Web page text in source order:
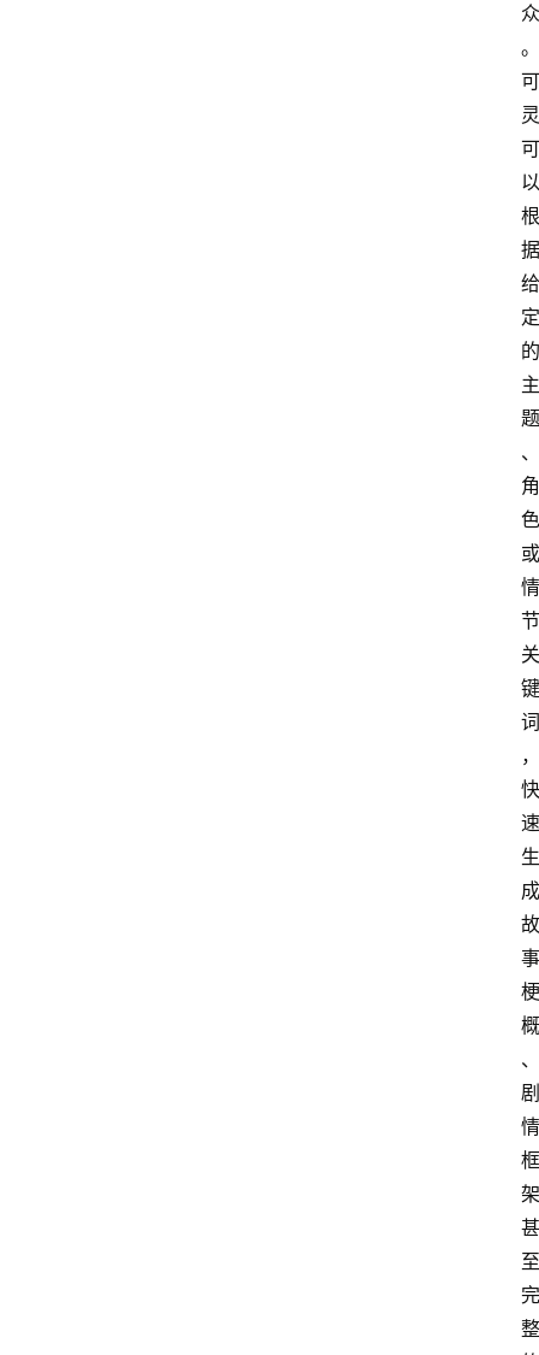
众
。
可
灵
可
以
根
据
给
定
的
主
题
、
角
色
或
情
节
关
键
词
，
快
速
生
成
故
事
梗
概
、
剧
情
框
架
甚
至
完
整